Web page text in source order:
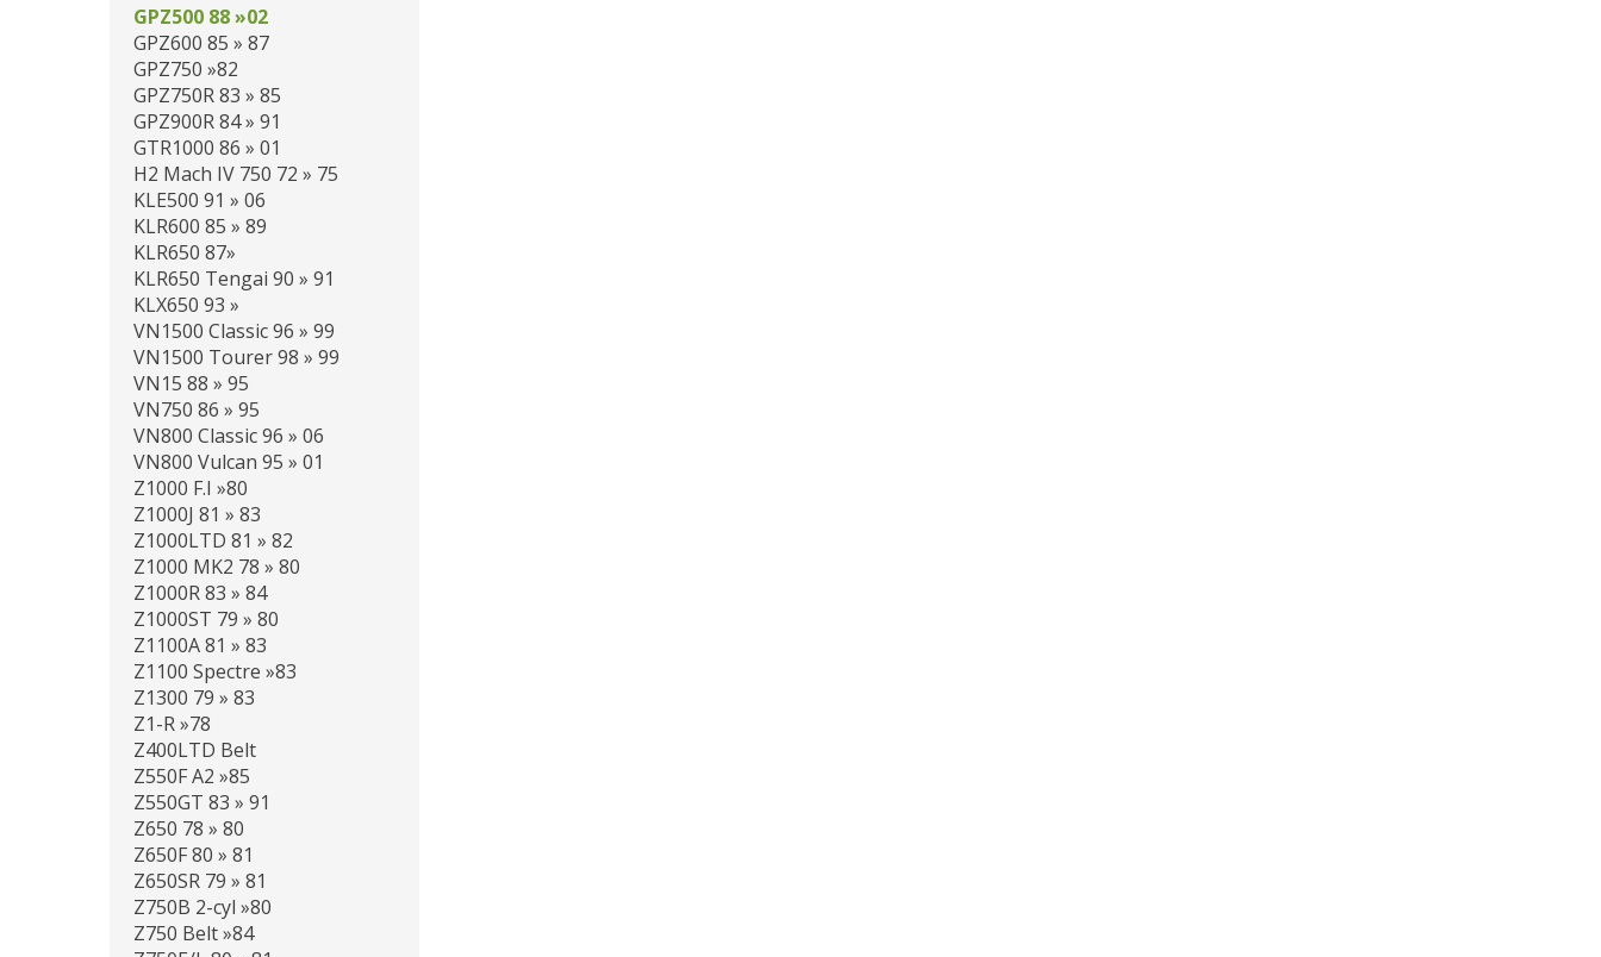
GPZ500 88 »02
GPZ600 85 » 87
GPZ750 »82
GPZ750R 83 » 85
GPZ900R 84 » 91
GTR1000 86 » 01
H2 Mach IV 750 72 » 75
KLE500 91 » 06
KLR600 85 » 89
KLR650 87»
KLR650 Tengai 90 » 91
KLX650 93 »
VN1500 Classic 96 » 99
VN1500 Tourer 98 » 99
VN15 88 » 95
VN750 86 » 95
VN800 Classic 96 » 06
VN800 Vulcan 95 » 01
Z1000 F.I »80
Z1000J 81 » 83
Z1000LTD 81 » 82
Z1000 MK2 78 » 80
Z1000R 83 » 84
Z1000ST 79 » 80
Z1100A 81 » 83
Z1100 Spectre »83
Z1300 79 » 83
Z1-R »78
Z400LTD Belt
Z550F A2 »85
Z550GT 83 » 91
Z650 78 » 80
Z650F 80 » 81
Z650SR 79 » 81
Z750B 2-cyl »80
Z750 Belt »84